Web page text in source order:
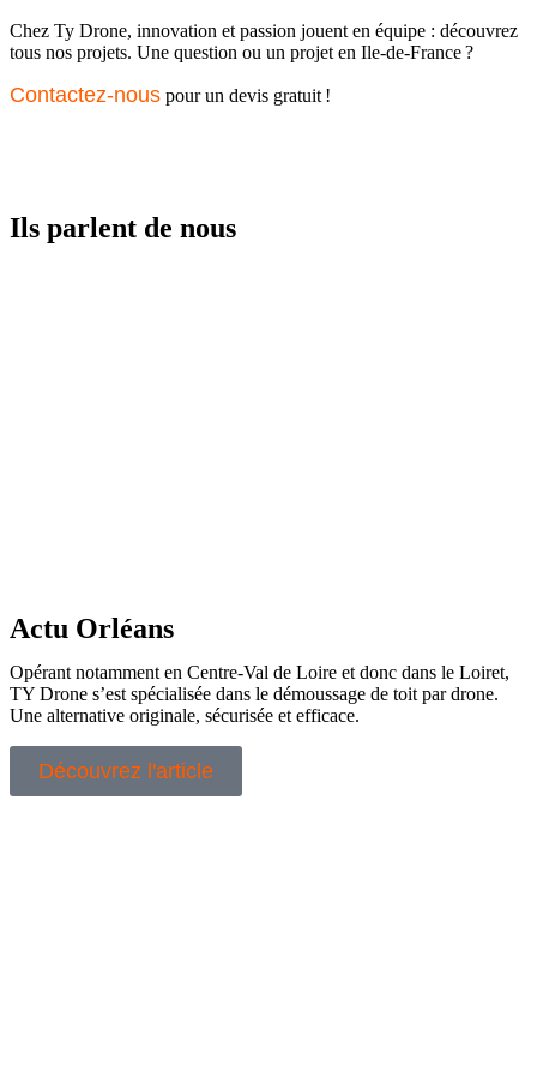
Chez Ty Drone, innovation et passion jouent en équipe : découvrez
tous nos projets. Une question ou un projet en Ile-de-France ?
Contactez-nous pour un devis gratuit !
Ils parlent de nous
Actu Orléans
Opérant notamment en Centre-Val de Loire et donc dans le Loiret,
TY Drone s’est spécialisée dans le démoussage de toit par drone.
Une alternative originale, sécurisée et efficace.
Découvrez l'article